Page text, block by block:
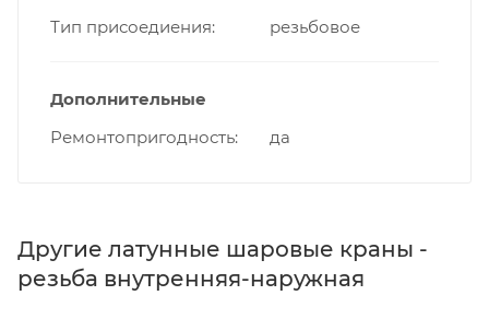
Тип присоедиения
резьбовое
Дополнительные
Ремонтопригодность
да
Другие латунные шаровые краны -
резьба внутренняя-наружная